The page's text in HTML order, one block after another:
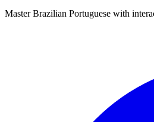
Master Brazilian Portuguese with